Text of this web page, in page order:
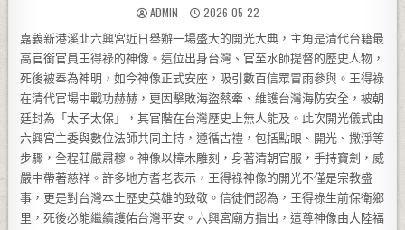
AUTHOR:
ADMIN PUBLISHED DATE:
2026-05-22
嘉義新港溪北六興宮近日舉辦一場盛大的開光大典，主角是清代台籍最
高官銜官員王得祿的神像。這位出身台灣、官至水師提督的歷史人物，
死後被奉為神明，如今神像正式安座，吸引數百信眾冒雨參與。王得祿
在清代官場中戰功赫赫，更因擊敗海盜蔡牽、維護台灣海防安全，被朝
廷封為「太子太保」，其官階在台灣歷史上無人能及。此次開光儀式由
六興宮主委與數位法師共同主持，遵循古禮，包括點眼、開光、撒淨等
步驟，全程莊嚴肅穆。神像以樟木雕刻，身著清朝官服，手持寶劍，威
嚴中帶著慈祥。許多地方耆老表示，王得祿神像的開光不僅是宗教盛
事，更是對台灣本土歷史英雄的致敬。信徒們認為，王得祿生前保衛鄉
里，死後必能繼續護佑台灣平安。六興宮廟方指出，這尊神像由大陸福